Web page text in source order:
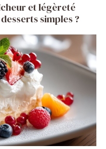
et légèreté
simples ?